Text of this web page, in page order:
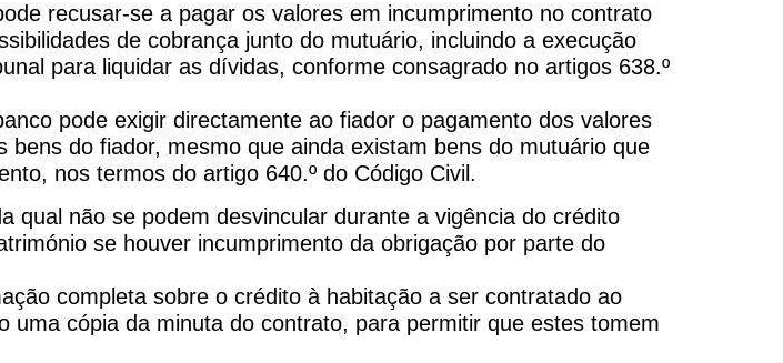
recusar-se a pagar os valores em incumprimento no contrato
de cobrança junto do mutuário, incluindo a execução
para liquidar as dívidas, conforme consagrado no artigos 638.º
pode exigir directamente ao fiador o pagamento dos valores
do fiador, mesmo que ainda existam bens do mutuário que
nos termos do artigo 640.º do Código Civil.
qual não se podem desvincular durante a vigência do crédito
se houver incumprimento da obrigação por parte do
completa sobre o crédito à habitação a ser contratado ao
cópia da minuta do contrato, para permitir que estes tomem